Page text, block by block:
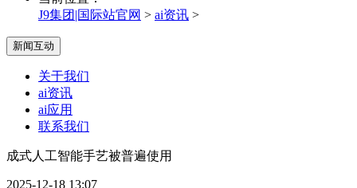
J9集团|国际站官网 > ai资讯 >
新闻互动
关于我们
ai资讯
ai应用
联系我们
成式人工智能手艺被普遍使用
2025-12-18 13:07